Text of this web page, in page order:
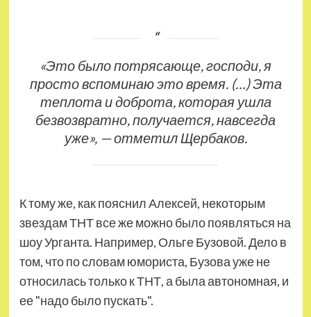
«Это было потрясающе, господи, я
просто вспоминаю это время. (…) Эта
теплота и доброта, которая ушла
безвозвратно, получается, навсегда
уже», — отметил Щербаков.
К тому же, как пояснил Алексей, некоторым
звездам ТНТ все же можно было появляться на
шоу Урганта. Например, Ольге Бузовой. Дело в
том, что по словам юмориста, Бузова уже не
относилась только к ТНТ, а была автономная, и
ее "надо было пускать".